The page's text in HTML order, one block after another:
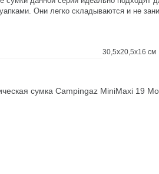
Они легко складываются и не
30,5х20,5х16 см
сумка Campingaz MiniMaxi 19